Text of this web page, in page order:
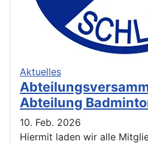
Aktuelles
Abteilung
10. Feb. 2026
Hiermit laden wir alle